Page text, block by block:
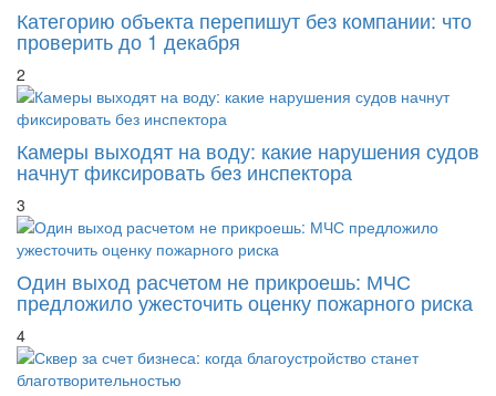
Категорию объекта перепишут без компании: что
проверить до 1 декабря
2
Камеры выходят на воду: какие нарушения судов
начнут фиксировать без инспектора
3
Один выход расчетом не прикроешь: МЧС
предложило ужесточить оценку пожарного риска
4